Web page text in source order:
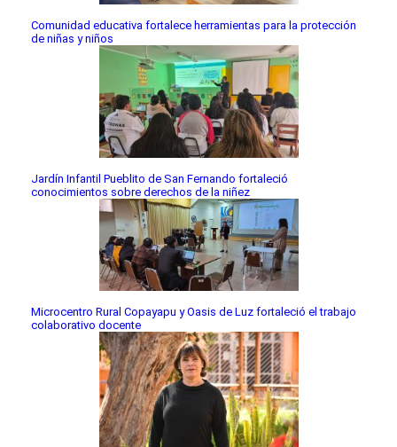
Comunidad educativa fortalece herramientas para la protección
de niñas y niños
Jardín Infantil Pueblito de San Fernando fortaleció
conocimientos sobre derechos de la niñez
Microcentro Rural Copayapu y Oasis de Luz fortaleció el trabajo
colaborativo docente